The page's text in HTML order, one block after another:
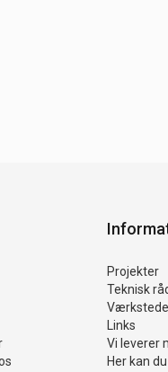
Projekter
Teknisk
Links
Vi leverer
Her kan